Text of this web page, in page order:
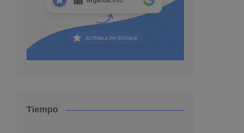
Tiempo